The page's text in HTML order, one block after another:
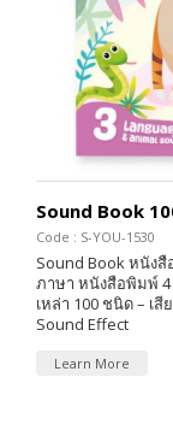
Sound Book
Code : S-YOU-1530
Sound Book หนังสื
ภาษา หนังสือพิมพ์ 4
เหล่า 100 ชนิด – เ
Sound Effect
Learn More